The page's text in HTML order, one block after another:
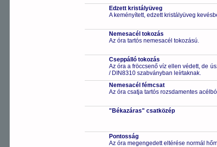
Edzett kristályüveg
A keményített, edzett kristályüveg
Nemesacél tokozás
Az óra tartós nemesacél tokozású.
Cseppálló tokozás
Az óra a fröccsenő víz ellen védett, de
/ DIN8310 szabványban leírtaknak.
Nemesacél fémcsat
Az óra csatja tartós rozsdamentes
"Békazáras" csatközép
Pontosság
Az óra megengedett eltérése normál